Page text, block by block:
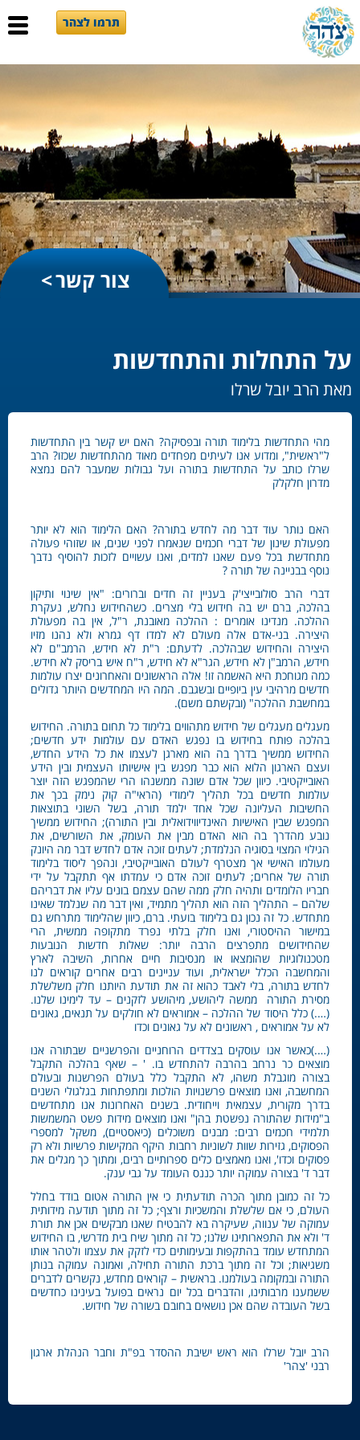
תרמו לצהר
צור קשר
על התחלות והתחדשות
מאת הרב יובל שרלו
מהי התחדשות בלימוד תורה ובפסיקה? האם יש קשר בין התחדשות
ל"ראשית", ומדוע אנו לעיתים מפחדים מאוד מהתחדשות שכזו? הרב
שרלו כותב על התחדשות בתורה ועל גבולות שמעבר להם נמצא
מדרון חלקלק
האם נותר עוד דבר מה לחדש בתורה? האם הלימוד הוא לא יותר
מפעולת שינון של דברי חכמים שנאמרו לפני שנים, או שזוהי פעולה
מתחדשת בכל פעם שאנו למדים, ואנו עשויים לזכות להוסיף נדבך
נוסף בבניינה של תורה ?
דברי הרב סולובייצי'ק בעניין זה חדים וברורים: "אין שינוי ותיקון
בהלכה, ברם יש בה חידוש בלי מצרים. כשהחידוש נחלש, נעקרת
ההלכה. מנדינו אומרים : ההלכה מאובנת, ר"ל, אין בה מפעולת
היצירה. בני-אדם אלה מעולם לא למדו דף גמרא ולא נהנו מזיו
היצירה והחידוש שבהלכה. לדעתם: ר"ת לא חידש, הרמב"ם לא
חידש, הרמב"ן לא חידש, הגר"א לא חידש, ‏ר"ח איש בריסק לא חידש.
כמה מגוחכת היא האשמה זו! אלה הראשונים והאחרונים יצרו עולמות
חדשים מרהיבי עין ביופיים ובשגבם. המה היו המחדשים היותר גדולים
במחשבת ההלכה" (ובקשתם משם).
מעגלים מעגלים של חידוש מתהווים בלימוד כל תחום בתורה. החידוש
בהלכה פותח בחידוש בו נפגש האדם עם עולמות ידע חדשים;
החידוש ממשיך בדרך בה הוא מארגן לעצמו את כל הידע החדש,
ועצם הארגון הלוא הוא כבר מפגש בין אישיותו העצמית ובין הידע
האובייקטיבי. כיוון שכל אדם שונה ממשנהו הרי שהמפגש הזה יוצר
עולמות חדשים בכל תהליך לימודי (הראי"ה קוק נימק בכך את
החשיבות העליונה שכל אחד ילמד תורה, בשל השוני בתוצאות
המפגש שבין האישיות האינדיווידואלית ובין התורה); החידוש ממשיך
נובע מהדרך בה הוא האדם מבין את העומק, את השורשים, את
הגילוי המצוי בסוגיה הנלמדת; לעתים זוכה אדם לחדש דבר מה היונק
מעולמו האישי אך מצטרף לעולם האובייקטיבי, ונהפך ליסוד בלימוד
תורה של אחרים; לעתים זוכה אדם כי עמדתו אף תתקבל על ידי
חבריו הלומדים ותהיה חלק ממה שהם עצמם בונים עליו את דבריהם
שלהם – התהליך הזה הוא תהליך מתמיד, ואין דבר מה שנלמד שאינו
מתחדש. כל זה נכון גם בלימוד בועתי. ברם, כיוון שהלימוד מתרחש גם
במישור ההיסטורי, ואנו חלק בלתי נפרד מתקופה ממשית, הרי
שהחידושים מתפרצים הרבה יותר: שאלות חדשות הנובעות
מטכנולוגיות שהומצאו או מנסיבות חיים אחרות, השיבה לארץ
והמחשבה הכלל ישראלית, ועוד עניינים רבים אחרים קוראים לנו
לחדש בתורה, בלי לאבד כהוא זה את תודעת היותנו חלק משלשלת
מסירת התורה ממשה ליהושע, מיהושע לזקנים – עד לימינו שלנו.
(….) כלל היסוד של ההלכה – אמוראים לא חולקים על תנאים, גאונים
לא על אמוראים , ראשונים לא על גאונים וכדו
(….)כאשר אנו עוסקים בצדדים הרוחניים והפרשניים שבתורה אנו
מוצאים כר נרחב בהרבה להתחדש בו. ' – שאף בהלכה התקבל
בצורה מוגבלת משהו, לא התקבל כלל בעולם הפרשנות ובעולם
המחשבה, ואנו מוצאים פרשנויות הולכות ומתפתחות בגלגולי השנים
בדרך מקורית, עצמאית וייחודית. בשנים האחרונות אנו מתחדשים
ב"מידות שהתורה נפשטת בהן" ואנו מוצאים מידות פשט המשמשות
תלמידי חכמים רבים: מבנים משוכלים (כיאסטיים), משקל למספרי
הפסוקים, גזירות שוות לשוניות רחבות היקף המקישות פרשיות ולא רק
פסוקים וכדו', ואנו מאמצים כלים ספרותיים רבים, ומתוך כך מגלים את
דבר ד' בצורה עמוקה יותר כננס העומד על גבי ענק.
כל זה כמובן מתוך הכרה תודעתית כי אין התורה אטום בודד בחלל
העולם, כי אם שלשלת והמשכיות ורצף; כל זה מתוך תודעה מידותית
עמוקה של ענווה, שעיקרה בא להבטיח שאנו מבקשים אכן את תורת
ד' ולא את התפארותינו שלנו; כל זה מתוך שיח בית מדרשי, בו החידוש
המתחדש עומד בהתקפות ובעימותים כדי לזקק את עצמו ולטהר אותו
משגיאות; וכל זה מתוך ברכת התורה תחילה, ואמונה עמוקה בנותן
התורה ובמקומה בעולמנו. בראשית – קוראים מחדש, נקשרים לדברים
ששמענו מרבותינו, והדברים בכל יום נראים בפועל בעינינו כחדשים
בשל העובדה שהם אכן נושאים בחובם בשורה של חידוש.
הרב יובל שרלו הוא ראש ישיבת ההסדר בפ"ת וחבר הנהלת ארגון
רבני 'צהר'